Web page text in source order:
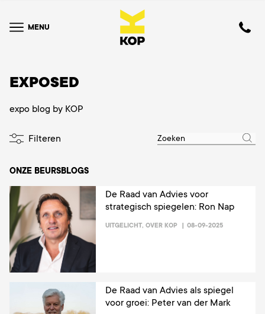
MENU
EXPOSED
expo blog by KOP
Filteren
ONZE BEURSBLOGS
De Raad van Advies voor
strategisch spiegelen: Ron Nap
UITGELICHT, OVER KOP 08-09-2025
De Raad van Advies als spiegel
voor groei: Peter van der Mark